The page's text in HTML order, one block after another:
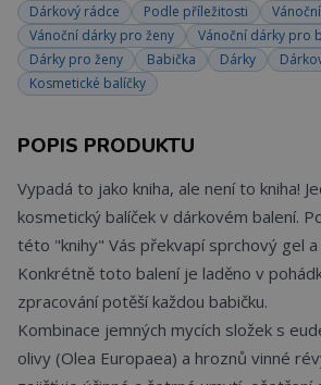
Dárkový rádce Podle příležitosti
Vánoční dárky pro ženy
Vánoční dárky pro
Dárky pro ženy
Babička Dárky
Kosmetické balíčky
POPIS PRODUKTU
Vypadá to jako kniha, ale není to kniha!
kosmetický balíček v dárkovém balení.
této "knihy" Vás překvapí sprchový gel
Konkrétně toto balení je laděno v
zpracování potěší každou babičku.
Kombinace jemných mycích složek s
olivy (Olea Europaea) a hroznů vinné